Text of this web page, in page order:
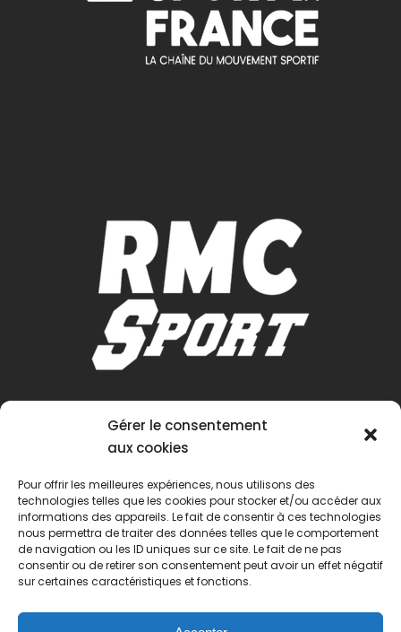
Gérer le consentement
aux cookies
Pour offrir les meilleures expériences, nous utilisons des
technologies telles que les cookies pour stocker et/ou accéder aux
informations des appareils. Le fait de consentir à ces technologies
nous permettra de traiter des données telles que le comportement
de navigation ou les ID uniques sur ce site. Le fait de ne pas
consentir ou de retirer son consentement peut avoir un effet négatif
sur certaines caractéristiques et fonctions.